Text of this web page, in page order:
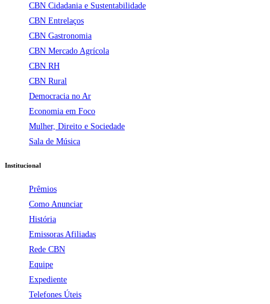
CBN Cidadania e Sustentabilidade
CBN Entrelaços
CBN Gastronomia
CBN Mercado Agrícola
CBN RH
CBN Rural
Democracia no Ar
Economia em Foco
Mulher, Direito e Sociedade
Sala de Música
Institucional
Prêmios
Como Anunciar
História
Emissoras Afiliadas
Rede CBN
Equipe
Expediente
Telefones Úteis